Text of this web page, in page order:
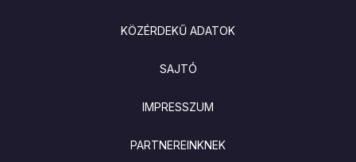
KÖZÉRDEKŰ ADATOK
SAJTÓ
IMPRESSZUM
PARTNEREINKNEK